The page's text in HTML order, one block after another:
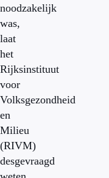
noodzakelijk
was,
laat
het
Rijksinstituut
voor
Volksgezondheid
en
Milieu
(RIVM)
desgevraagd